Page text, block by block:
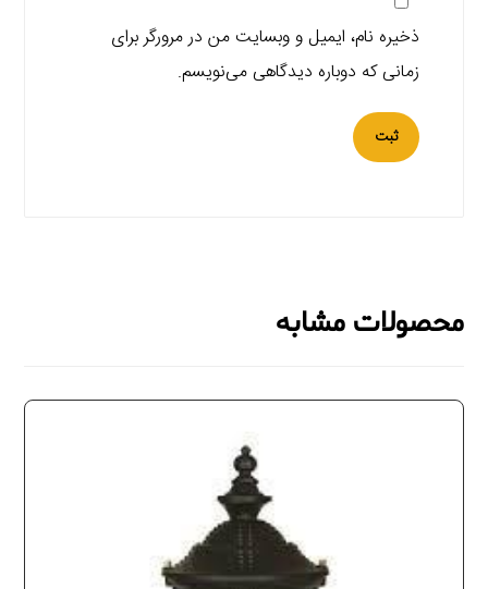
ذخیره نام، ایمیل و وبسایت من در مرورگر برای
زمانی که دوباره دیدگاهی می‌نویسم.
ثبت
محصولات مشابه